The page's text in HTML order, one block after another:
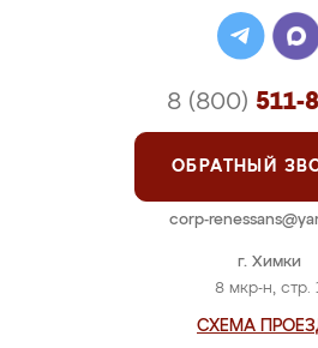
г. Химки
8 мкр-н, стр.
СХЕМА
8 (800) 511-
ОБРАТНЫЙ
corp-